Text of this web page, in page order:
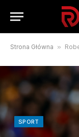
Strona Główna » Robert
SPORT